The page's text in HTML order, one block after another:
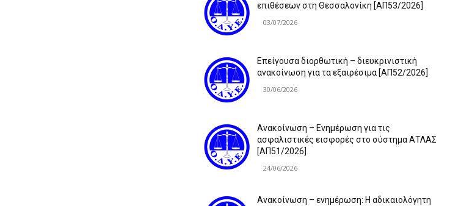
επιθέσεων στη Θεσσαλονίκη [ΑΠ53/2026]
03/07/2026
Επείγουσα διορθωτική – διευκρινιστική
ανακοίνωση για τα εξαιρέσιμα [ΑΠ52/2026]
30/06/2026
Ανακοίνωση – Ενημέρωση για τις
ασφαλιστικές εισφορές στο σύστημα ΑΤΛΑΣ
[ΑΠ51/2026]
24/06/2026
Ανακοίνωση – ενημέρωση: Η αδικαιολόγητη